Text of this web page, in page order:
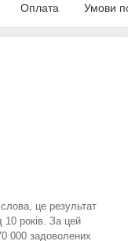
Оплата Умови
це результат
10 років. За цей
000 задоволених